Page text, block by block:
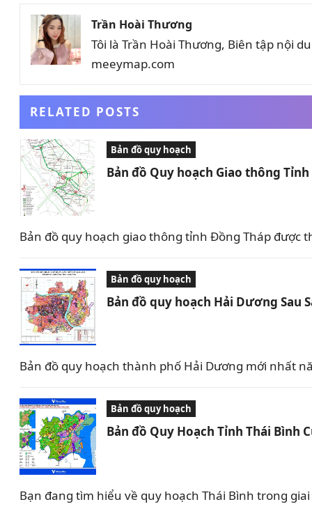
Trần Hoài Thương
Tôi là Trần Hoài Thương, Biên tập nội
meeymap.com
RELATED POSTS
Bản đồ quy hoạch
Bản đồ Quy hoạch Giao thông
Bản đồ quy hoạch giao thông tỉnh Đồng Tháp
Bản đồ quy hoạch
Bản đồ quy hoạch Hải Dương Sau
Bản đồ quy hoạch thành phố Hải Dương mới nhất
Bản đồ quy hoạch
Bản đồ Quy Hoạch Tỉnh Thái Bình
Bạn đang tìm hiểu về quy hoạch Thái Bình trong